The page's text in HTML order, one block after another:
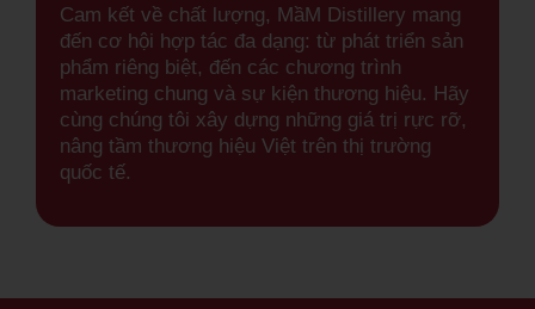
Cam kết về chất lượng, MầM Distillery mang
đến cơ hội hợp tác đa dạng: từ phát triển sản
phẩm riêng biệt, đến các chương trình
marketing chung và sự kiện thương hiệu. Hãy
cùng chúng tôi xây dựng những giá trị rực rỡ,
nâng tầm thương hiệu Việt trên thị trường
quốc tế.